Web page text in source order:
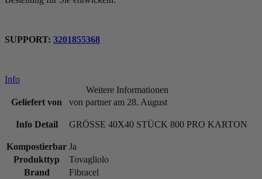
SUPPORT: 3201855368
Info
Weitere Informationen
Geliefert von
von partner am 28. August
Info Detail GRÖSSE 40X40 STÜCK 800 PRO KARTON
Kompostierbar Ja
Produkttyp
Tovagliolo
Brand
Fibracel